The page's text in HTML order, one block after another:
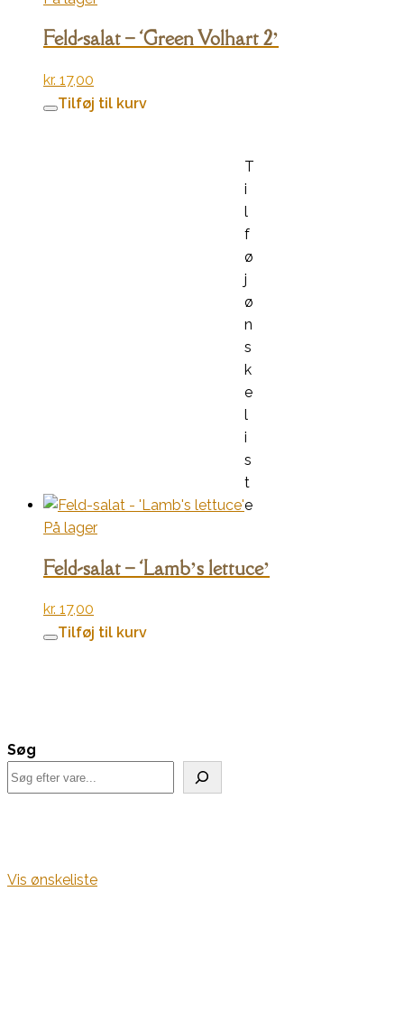
Feld-salat – ‘Green Volhart 2’
kr. 17,00
Tilføj til kurv
T
i
l
f
ø
j
ø
n
s
k
e
l
i
s
t
e
På lager
Feld-salat – ‘Lamb’s lettuce’
kr. 17,00
Tilføj til kurv
Søg
Vis ønskeliste